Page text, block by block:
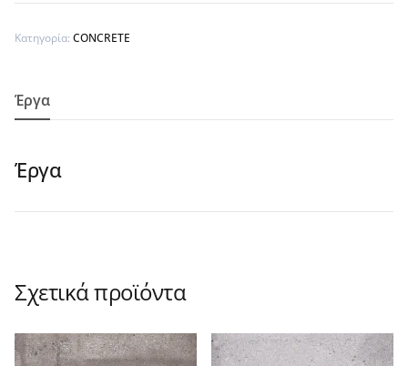
Κατηγορία: CONCRETE
Έργα
Έργα
Σχετικά προϊόντα